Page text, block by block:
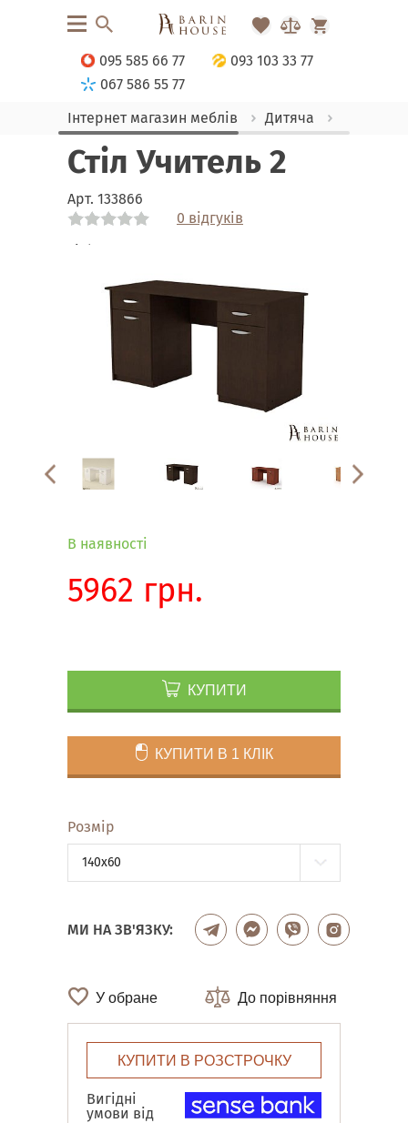
095 585 66 77
093 103 33 77
067 586 55 77
Інтернет магазин меблів
Дитяча
Стіл Учитель 2
Арт. 133866
0 відгуків
Link
Link
Link
Link
Link
Link
Link
Link
Link
Link
В наявності
5962 грн.
КУПИТИ
КУПИТИ В 1 КЛІК
Розмір
140x60
МИ НА ЗВ'ЯЗКУ:
У обране До порівняння
КУПИТИ В РОЗСТРОЧКУ
Вигідні
умови від